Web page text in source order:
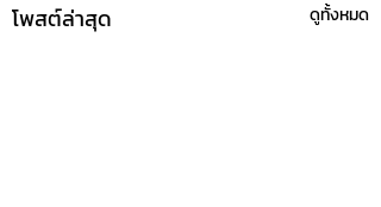
โพสต์ล่าสุด ดูทั้งหมด